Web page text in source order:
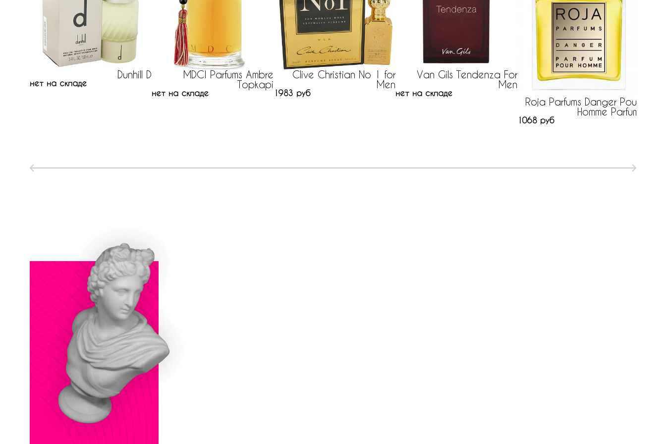
Dunhill D
нет на складе
MDCI Parfums Ambre
Topkapi
нет на складе
Clive Christian No 1 for
Men
1983 руб
Van Gils Tendenza For
Men
нет на складе
Roja Parfums Danger Pour
Homme Parfum
1068 руб